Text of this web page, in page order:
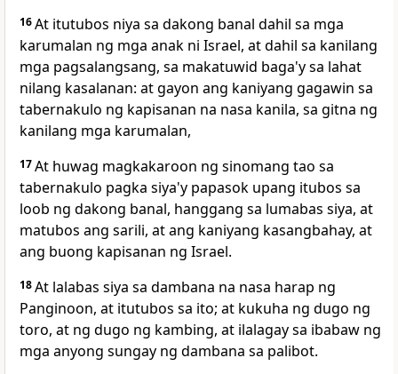
16At itutubos niya sa dakong banal dahil sa mga
karumalan ng mga anak ni Israel, at dahil sa kanilang
mga pagsalangsang, sa makatuwid baga'y sa lahat
nilang kasalanan: at gayon ang kaniyang gagawin sa
tabernakulo ng kapisanan na nasa kanila, sa gitna ng
kanilang mga karumalan,
17At huwag magkakaroon ng sinomang tao sa
tabernakulo pagka siya'y papasok upang itubos sa
loob ng dakong banal, hanggang sa lumabas siya, at
matubos ang sarili, at ang kaniyang kasangbahay, at
ang buong kapisanan ng Israel.
18At lalabas siya sa dambana na nasa harap ng
Panginoon, at itutubos sa ito; at kukuha ng dugo ng
toro, at ng dugo ng kambing, at ilalagay sa ibabaw ng
mga anyong sungay ng dambana sa palibot.